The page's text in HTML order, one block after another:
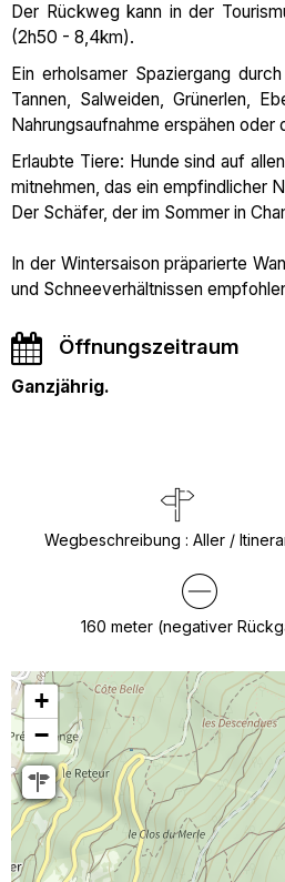
Der Rückweg kann in der
(2h50 - 8,4km).
Ein erholsamer Spaziergang
Tannen, Salweiden, Grünerlen,
Nahrungsaufnahme erspähen oder
Erlaubte Tiere: Hunde sind auf
mitnehmen, das ein empfindlicher
Der Schäfer, der im Sommer in
In der Wintersaison präparierte
und Schneeverhältnissen
Öffnungszeitraum
Ganzjährig.
Wegbeschreibung : Aller /
160 meter (negativer
+
−